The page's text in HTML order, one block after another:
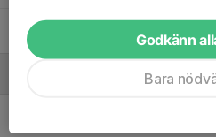
William Bergström ,
Godkänn
Bara